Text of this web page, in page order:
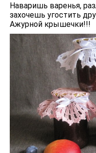
Наваришь варенья,
захочешь угостить
Ажурной крышечки!!!